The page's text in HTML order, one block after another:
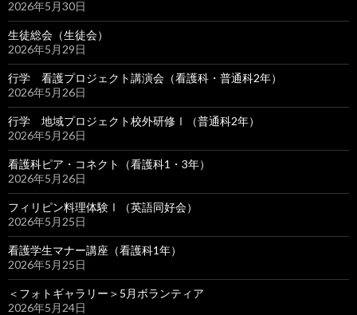
2026年5月30日
生徒総会（生徒会）
2026年5月29日
行学 看護プロジェクト講演会（看護科・普通科2年）
2026年5月26日
行学 地域プロジェクト校外研修Ⅰ（普通科2年）
2026年5月26日
看護科ピア・コネクト（看護科1・3年）
2026年5月26日
フィリピン料理体験Ⅰ（英語同好会）
2026年5月25日
看護学生マナー講座（看護科1年）
2026年5月25日
＜フォトギャラリー＞5月ボランティア
2026年5月24日